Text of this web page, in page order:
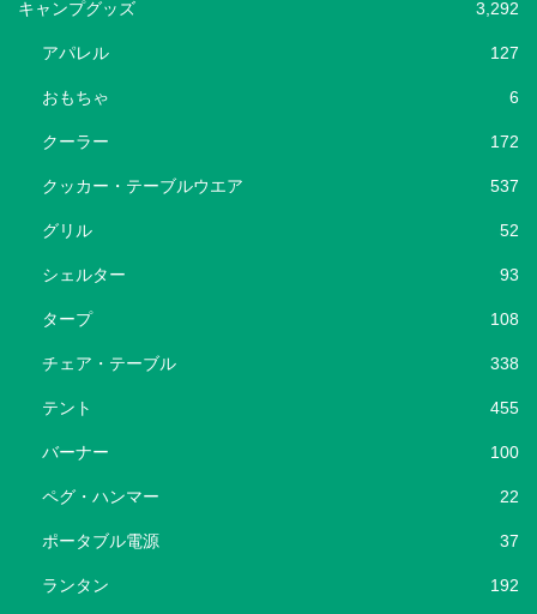
キャンプグッズ 3,292
アパレル 127
おもちゃ 6
クーラー 172
クッカー・テーブルウエア 537
グリル 52
シェルター 93
タープ 108
チェア・テーブル 338
テント 455
バーナー 100
ペグ・ハンマー 22
ポータブル電源 37
ランタン 192